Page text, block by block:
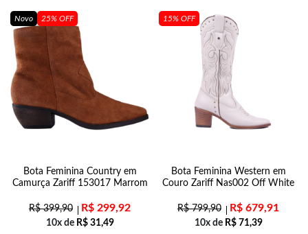
Novo 25% OFF
Bota Feminina Country em
Camurça Zariff 153017 Marrom
R$399,90 R$ 299,92
10x de R$31,49
15% OFF
Bota Feminina Western em
Couro Zariff Nas002 Off White
R$799,90 R$ 679,91
10x de R$71,39